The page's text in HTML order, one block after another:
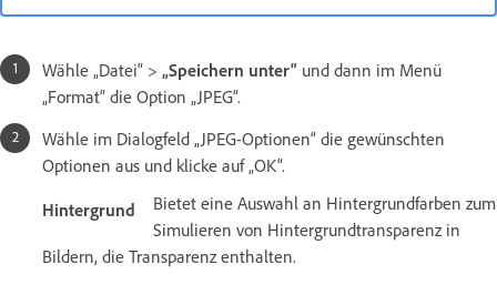
Wähle „Datei“ > „Speichern unter“ und dann im Menü
„Format“ die Option „JPEG“.
Wähle im Dialogfeld „JPEG-Optionen“ die gewünschten
Optionen aus und klicke auf „OK“.
Hintergrund
Bietet eine Auswahl an Hintergrundfarben zum
Simulieren von Hintergrundtransparenz in
Bildern, die Transparenz enthalten.